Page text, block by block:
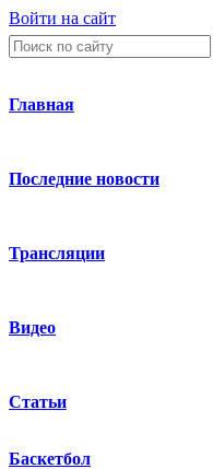
Войти на сайт
Главная
Последние новости
Трансляции
Видео
Статьи
Баскетбол